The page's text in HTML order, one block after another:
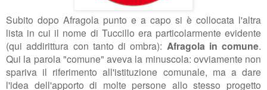
Subito dopo Afragola punto e a capo si è collocata l'altra
lista in cui il nome di Tuccillo era particolarmente evidente
(qui addirittura con tanto di ombra): Afragola in comune.
Qui la parola "comune" aveva la minuscola: ovviamente non
spariva il riferimento all'istituzione comunale, ma a dare
l'idea dell'apporto di molte persone allo stesso progetto